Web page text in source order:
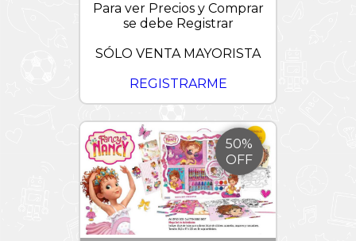
Para ver Precios y Comprar
se debe Registrar
SÓLO VENTA MAYORISTA
REGISTRARME
50%
OFF